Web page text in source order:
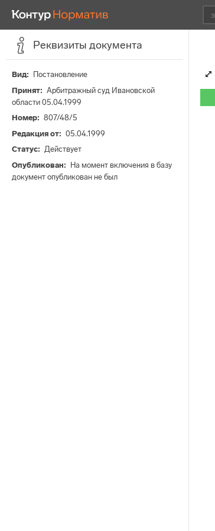
Реквизиты документа
Вид
Постановление
Принят
Арбитражный суд Ивановской
области 05.04.1999
Номер
807/48/5
Редакция от
05.04.1999
Статус
Действует
Опубликован
На момент включения в базу
документ опубликован не был